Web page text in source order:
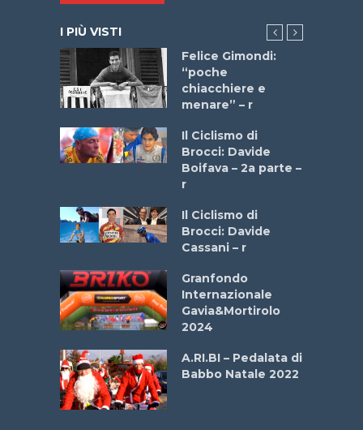
I PIÙ VISTI
Felice Gimondi:
“poche
chiacchiere e
menare” – r
Il Ciclismo di
Brocci: Davide
Boifava – 2a parte –
r
Il Ciclismo di
Brocci: Davide
Cassani – r
Granfondo
Internazionale
Gavia&Mortirolo
2024
A.RI.BI – Pedalata di
Babbo Natale 2022